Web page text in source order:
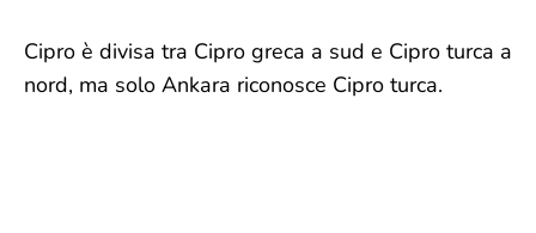
Cipro è divisa tra Cipro greca a sud e Cipro turca a
nord, ma solo Ankara riconosce Cipro turca.